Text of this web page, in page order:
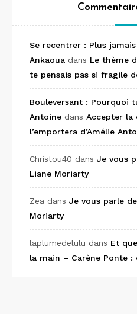
Se recentrer : Plus
Ankaoua dans Le thème
te pensais pas si fragile
Bouleversant : Pourquoi
Antoine dans Accepter la
l’emportera d’Amélie
Christou40 dans Je vous
Liane Moriarty
Zea dans Je vous parle
Moriarty
laplumedelulu dans Et
la main – Carène Ponte :